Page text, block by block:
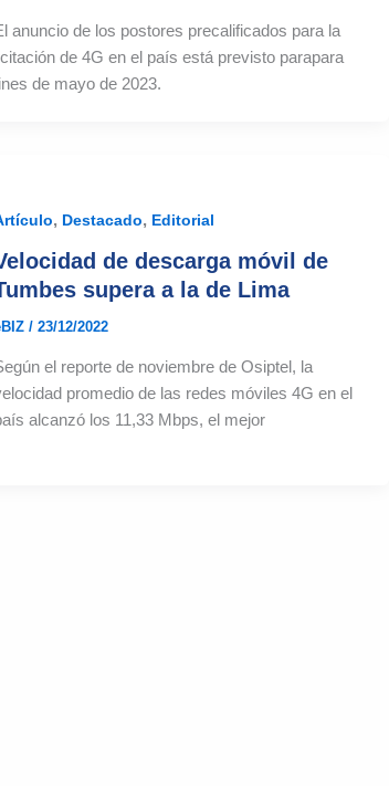
anuncio de los postores precalificados para la
de 4G en el país está previsto parapara
de mayo de 2023.
, Destacado, Editorial
de descarga móvil de
supera a la de Lima
/23/12/2022
el reporte de noviembre de Osiptel, la
promedio de las redes móviles 4G en el
alcanzó los 11,33 Mbps, el mejor